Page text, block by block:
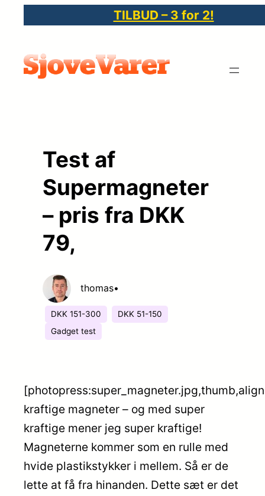
indhold
TILBUD – 3 for 2!
Test af
Supermagneter
– pris fra DKK
79,
thomas•
DKK 151-300
DKK 51-150
Gadget test
kraftige magneter – og med super
kraftige mener jeg super kraftige!
Magneterne kommer som en rulle med
hvide plastikstykker i mellem. Så er de
lette at få fra hinanden. Dette sæt er det